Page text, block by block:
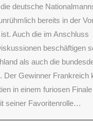
deutsche
bereits in der
Auch die im Anschluss
beschäftigen
als auch die
Der Gewinner Frankreich
in einem furiosen
seiner Favoritenrolle…